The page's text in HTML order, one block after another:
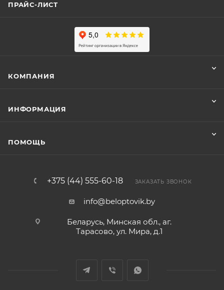
ПРАЙС-ЛИСТ
КОМПАНИЯ
ИНФОРМАЦИЯ
ПОМОЩЬ
+375 (44) 555-60-18 ЗАКАЗАТЬ ЗВОНОК
info@beloptovik.by
Беларусь, Минская обл., аг.
Тарасово, ул. Мира, д.1